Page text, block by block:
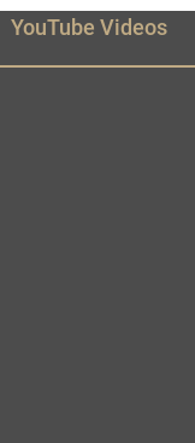
YouTube Videos